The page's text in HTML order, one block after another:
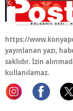
https://
yayınlanan yazı,
saklıdır. İzin
kullanılamaz.